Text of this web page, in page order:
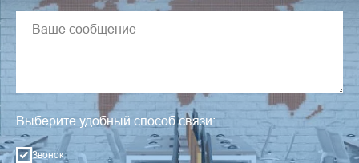
Выберите удобный способ связи:
Звонок